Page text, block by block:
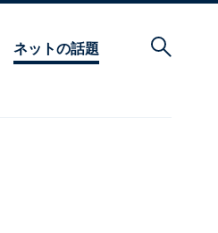
ネットの話題